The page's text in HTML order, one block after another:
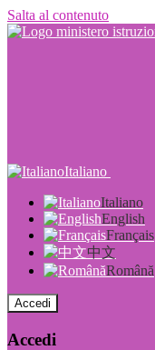
Salta al contenuto
Italiano
Italiano
English
Français
中文
Română
Accedi
Accedi